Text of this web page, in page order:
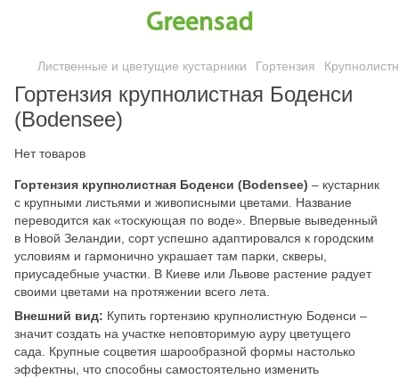
Лиственные и цветущие кустарники Гортензия
Гортензия крупнолистная Боденси
(Bodensee)
Нет товаров
Гортензия крупнолистная Боденси (Bodensee) – кустарник
с крупными листьями и живописными цветами. Название
переводится как «тоскующая по воде». Впервые выведенный
в Новой Зеландии, сорт успешно адаптировался к городским
условиям и гармонично украшает там парки, скверы,
приусадебные участки. В Киеве или Львове растение радует
своими цветами на протяжении всего лета.
Внешний вид: Купить гортензию крупнолистную Боденси –
значит создать на участке неповторимую ауру цветущего
сада. Крупные соцветия шарообразной формы настолько
эффектны, что способны самостоятельно изменить